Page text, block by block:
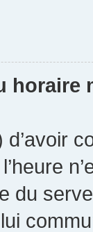
horaire
l’heure
du